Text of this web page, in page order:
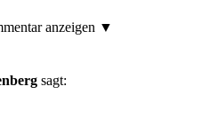
anzeigen ▼
sagt: